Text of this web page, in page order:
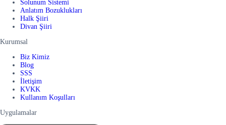
Solunum Sistemi
Anlatım Bozuklukları
Halk Şiiri
Divan Şiiri
Kurumsal
Biz Kimiz
Blog
SSS
İletişim
KVKK
Kullanım Koşulları
Uygulamalar